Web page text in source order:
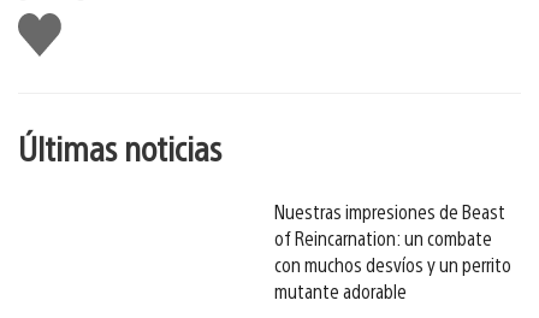
Me
gusta
Últimas noticias
Nuestras impresiones de Beast
of Reincarnation: un combate
con muchos desvíos y un perrito
mutante adorable